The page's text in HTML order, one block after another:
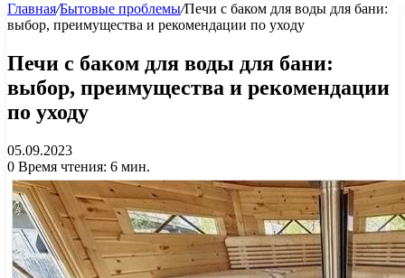
Главная/Бытовые проблемы/Печи с баком для воды для бани:
выбор, преимущества и рекомендации по уходу
Печи с баком для воды для бани:
выбор, преимущества и рекомендации
по уходу
05.09.2023
0 Время чтения: 6 мин.